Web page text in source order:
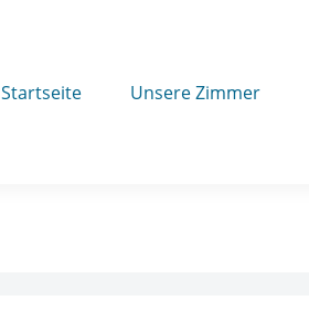
Startseite Unsere Zimmer